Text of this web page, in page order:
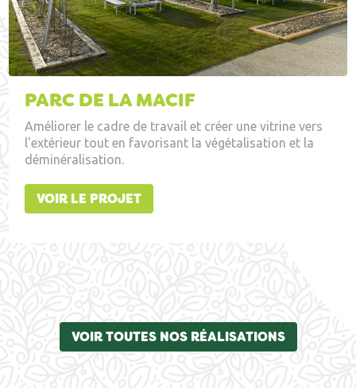
PARC DE LA MACIF
Améliorer le cadre de travail et créer une vitrine vers
l'extérieur tout en favorisant la végétalisation et la
déminéralisation.
VOIR LE PROJET
VOIR TOUTES NOS RÉALISATIONS